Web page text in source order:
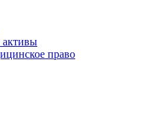
активы
право